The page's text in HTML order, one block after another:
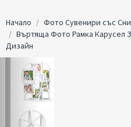
Начало
Фото Сувенири със
Въртяща Фото Рамка Карусел
Дизайн